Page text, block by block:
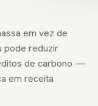
em vez de
pode reduzir
de carbono —
em receita